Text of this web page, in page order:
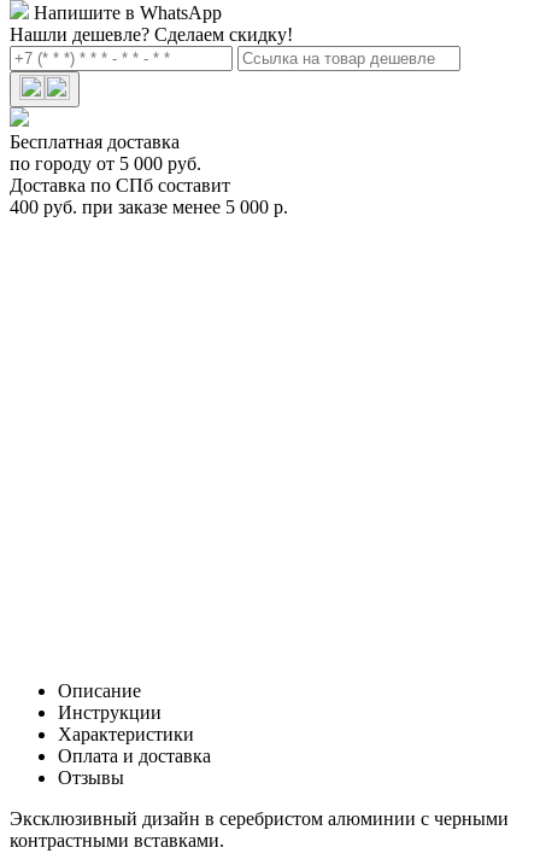
Напишите в WhatsApp
Нашли дешевле? Сделаем скидку!
Бесплатная доставка
по городу от 5 000 руб.
Доставка по СПб составит
400 руб. при заказе менее 5 000 р.
Описание
Инструкции
Характеристики
Оплата и доставка
Отзывы
Эксклюзивный дизайн в серебристом алюминии с черными
контрастными вставками.